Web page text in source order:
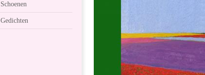
Schoenen
Gedichten